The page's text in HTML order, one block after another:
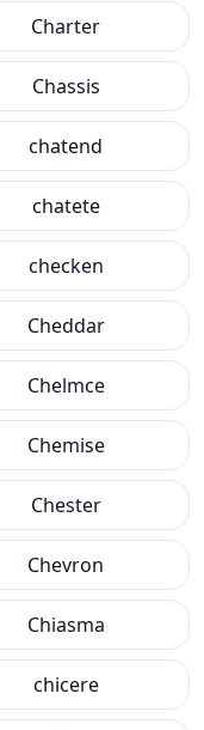
Charter
Chassis
chatend
chatete
checken
Cheddar
Chelmce
Chemise
Chester
Chevron
Chiasma
chicere